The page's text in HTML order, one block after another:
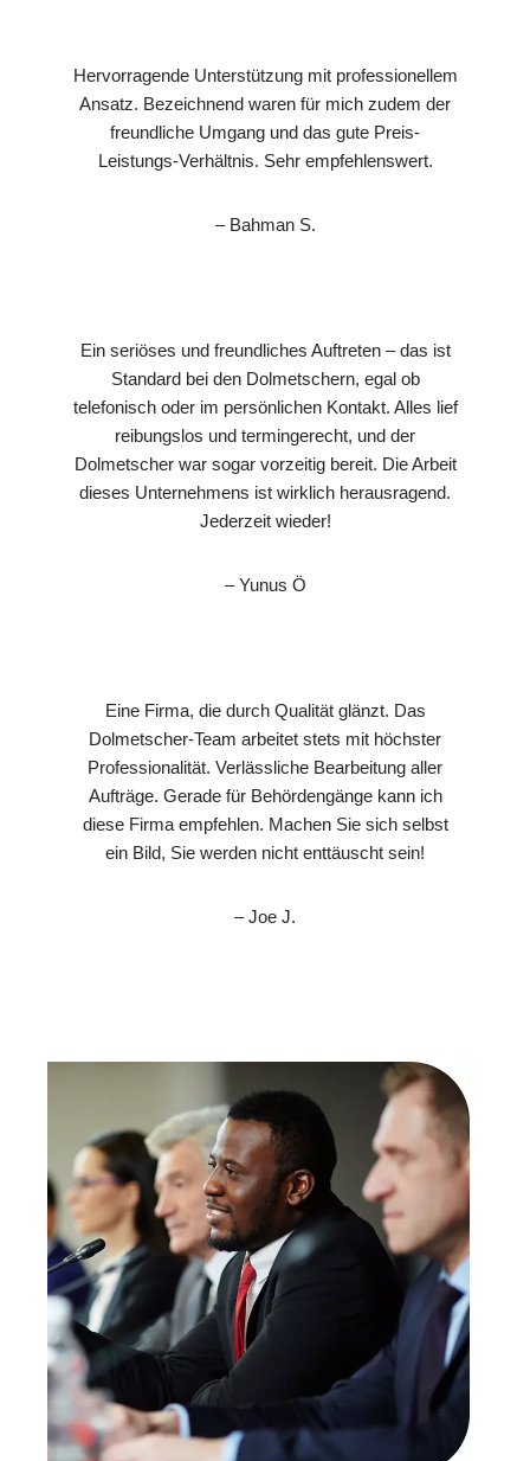
Hervorragende Unterstützung mit professionellem
Ansatz. Bezeichnend waren für mich zudem der
freundliche Umgang und das gute Preis-
Leistungs-Verhältnis. Sehr empfehlenswert.
– Bahman S.
Ein seriöses und freundliches Auftreten – das ist
Standard bei den Dolmetschern, egal ob
telefonisch oder im persönlichen Kontakt. Alles lief
reibungslos und termingerecht, und der
Dolmetscher war sogar vorzeitig bereit. Die Arbeit
dieses Unternehmens ist wirklich herausragend.
Jederzeit wieder!
– Yunus Ö
Eine Firma, die durch Qualität glänzt. Das
Dolmetscher-Team arbeitet stets mit höchster
Professionalität. Verlässliche Bearbeitung aller
Aufträge. Gerade für Behördengänge kann ich
diese Firma empfehlen. Machen Sie sich selbst
ein Bild, Sie werden nicht enttäuscht sein!
– Joe J.